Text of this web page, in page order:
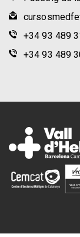
+34 93 489
+34 93 489